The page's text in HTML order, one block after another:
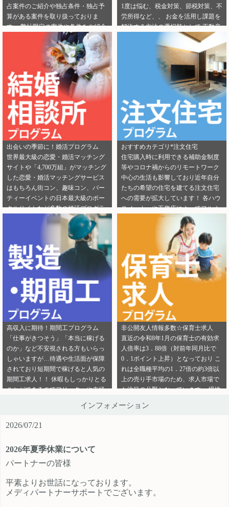
占案件のご紹介や独占条件・独占予
算がある案件を取り扱っておりま
す。 弊社限定の案件や条件をご紹介
できるカテゴリーは下記となりま
す。 ・健康食品 ・美容 ・転職エー
ジェント（IT/エンジニア求人） ・転
職エージェント（一般求人） ・転職
エージェント（工場求人） ・生理管
理ツール ・不動産（売却） ・不動産
（投資） ・不動産（外壁） ・不動産
（注文住宅） ・引越し ・ランドセル
是非この機会に、新規でご登録いた
だくアフィリエイター様は 「お申込
みはこちら」からご登録時のプロフ
ィール欄に 「独占案件・独占条件の
お知らせ」を見たという旨をご入力
ください。 メディパートナーにご登
録いただいている アフィリエイター
様は「お問い合わせはこちら」から
ご連絡ください。
1度は悩む、税金対策、節税対策、不
労所得など、、 お金を活用し課題を
解決する方法の選択肢として 不動産
投資を選択する人が増えてきていま
す。 サラリーマンからでも始められ
る不動産投資は税金対策として注目
を浴びています。 弊社では独占案件
や好条件でのご案内が可能になりま
す！ 資料請求からオンライン面談な
ど複数相談方法があり訴求がしやす
いカテゴリにもなります。 ぜひご掲
載のご検討をよろしくお願いしま
す！ ★ 新規でご登録いただくアフィ
リエイター様は 「お申込みはこち
ら」からご登録時のプロフィール欄
に 注目のカテゴリを見たという旨を
ご入力ください。 メディパートナー
にご登録いただいている アフィリエ
イター様は「お問い合わせはこち
ら」から ご連絡ください。
出会いの季節に！婚活プログラム
世界最大級の恋愛・婚活マッチング
サイトや「4,700万組」がマッチング
した恋愛・婚活マッチングサービス
はもちろん街コン、趣味コン、パー
ティーイベントの日本最大級のポー
タルサイトなど多数の婚活プログラ
ムを取り扱っております！ 新規でご
登録いただくアフィリエイター様は
「お申込みはこちら」からご登録時
のプロフィール欄に注目のカテゴリ
を見たという旨をご入力ください。
メディパートナーにご登録いただい
ているアフィリエイター様は「お問
い合わせはこちら」からご連絡くだ
さい。
おすすめカテゴリ*注文住宅
住宅購入時に利用できる補助金制度
等やコロナ禍からのリモートワーク
中心の生活も影響しており近年自分
たちの希望の住宅を建てる注文住宅
への需要が拡大しています！ 各ハウ
スメーカーや工務店によってフルオ
ーダー住宅・セミオーダー住宅など
様々な取扱いがありユーザーの好み
をくみ取って家づくりをサポ―トし
てくれます。 新規でご登録いただく
アフィリエイター様は「お申込みは
こちら」からご登録時のプロフィー
ル欄に注目のカテゴリを見たという
旨をご入力ください。 メディパート
ナーにご登録いただいているアフィ
リエイター様は「お問い合わせはこ
ちら」からご連絡ください。
高収入に期待！期間工プログラム
「仕事がきつそう」「本当に稼げる
のか」など不安視される方もいらっ
しゃいますが…待遇や生活面が保障
されており短期間で稼げると人気の
期間工求人！！ 休暇もしっかりとる
ことができるのでフリーターや未経
新規でご登録いただくアフィリエイ
ださい。 メディパートナーにご登録
いただいているアフィリエイター様
連絡ください。
非公開友人情報多数☆保育士求人
直近の令和8年1月の保育士の有効求
人倍率は3．88倍（対前年同月比で
0．1ポイント上昇）となっており こ
れは全職種平均の1．27倍の約3倍以
上の売り手市場のため、求人市場で
も注目の分野となっています。 慢性
採用というスタイルの保育園も増え
ール欄に注目のカテゴリを見たとい
う旨をご入力ください。 メディパー
インフォメーション
2026/07/21
2026年夏季休業について
パートナーの皆様
平素よりお世話になっております。
メディパートナーサポートでございます。